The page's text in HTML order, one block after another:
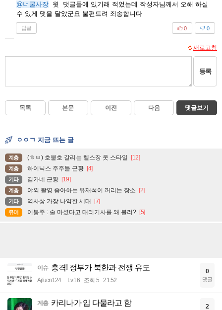
@너굴사장 윗 댓글들에 있기래 적었는데 작성자님께서 오해 하실
수 있게 댓을 달았군요 불편드려 죄송합니다
답글 0
0
새로고침
등록
목록 본문 이전 다음 댓글보기
ㅇㅇㄱ 지금 뜨는 글
계층 (ㅎㅂ) 호불호 갈리는 헬스장 옷 스타일 [12]
계층 하이닉스 주주들 근황 [4]
기타 김가네 근황 [19]
계층 야외 촬영 좋아하는 유재석이 꺼리는 장소 [2]
기타 역사상 가장 나약한 세대 [7]
유머 이봉주 : 술 마셨다고 대리기사를 왜 불러? [5]
이슈 충격! 정부가 북한과 전쟁 유도
Ajfucn124 Lv.16 조회 5 21:52
0
댓글
계층 카리나가 입 다물라고 함 2